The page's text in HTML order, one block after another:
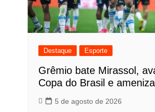
Destaque Esporte
Grêmio bate Mirassol,
Copa do Brasil e
5 de agosto de 2026